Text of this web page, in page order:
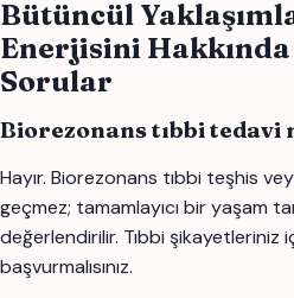
Bütüncül
Enerjisini Hakkında
Sorular
Biorezonans tıbbi tedavi
Hayır. Biorezonans tıbbi teşhis
geçmez; tamamlayıcı bir yaşam
değerlendirilir. Tıbbi şikayetleriniz
başvurmalısınız.